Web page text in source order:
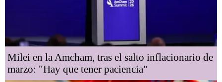
Milei en la Amcham, tras el salto inflacionario de
marzo: "Hay que tener paciencia"